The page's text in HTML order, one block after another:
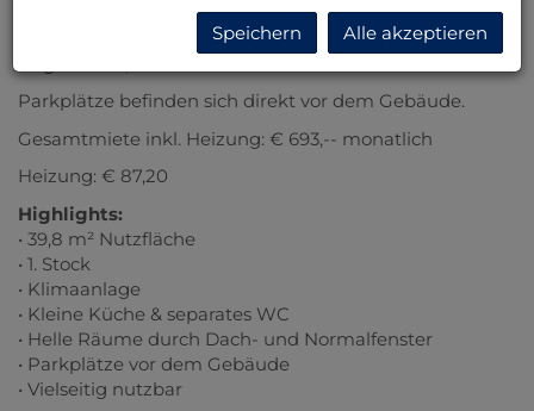
Der Raum verfügt über eine kleine Küche sowie ein
separates WC und eignet sich ideal als Büro,
Parkplätze befinden sich direkt vor dem Gebäude.
Gesamtmiete inkl. Heizung: € 693,-- monatlich
Heizung: € 87,20
Highlights:
• 39,8 m² Nutzfläche
• 1. Stock
• Klimaanlage
• Kleine Küche & separates WC
• Helle Räume durch Dach- und Normalfenster
• Parkplätze vor dem Gebäude
• Vielseitig nutzbar
Speichern Alle akzeptieren